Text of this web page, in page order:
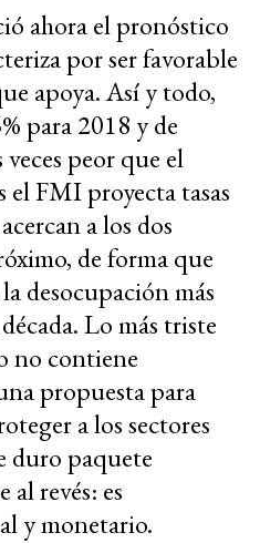
ahora el pronóstico
por ser favorable
apoya. Así y todo,
para 2018 y de
peor que el
el FMI proyecta tasas
a los dos
de forma que
desocupación más
Lo más triste
no contiene
propuesta para
a los sectores
duro paquete
al revés: es
y monetario.